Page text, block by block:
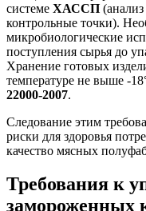
системе ХАССП
контрольные точки).
микробиологические
поступления сырья до
Хранение готовых
температуре не выше -
22000-2007.
Следование этим
риски для здоровья
качество мясных
Требования к
замороженных